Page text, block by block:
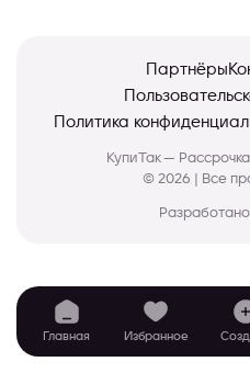
Партнёры
Политика
КупиТак —
© 2026 | Все
Главная Избранное